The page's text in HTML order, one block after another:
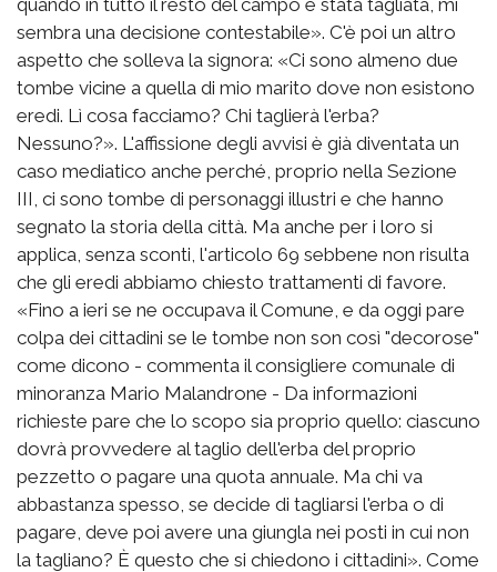
sembra una decisione contestabile». C'è poi un altro
aspetto che solleva la signora: «Ci sono almeno due
tombe vicine a quella di mio marito dove non esistono
eredi. Lì cosa facciamo? Chi taglierà l'erba?
Nessuno?». L'affissione degli avvisi è già diventata un
caso mediatico anche perché, proprio nella Sezione
III, ci sono tombe di personaggi illustri e che hanno
segnato la storia della città. Ma anche per i loro si
applica, senza sconti, l'articolo 69 sebbene non risulta
che gli eredi abbiamo chiesto trattamenti di favore.
«Fino a ieri se ne occupava il Comune, e da oggi pare
colpa dei cittadini se le tombe non son così "decorose"
come dicono - commenta il consigliere comunale di
minoranza Mario Malandrone - Da informazioni
richieste pare che lo scopo sia proprio quello: ciascuno
dovrà provvedere al taglio dell'erba del proprio
pezzetto o pagare una quota annuale. Ma chi va
abbastanza spesso, se decide di tagliarsi l'erba o di
pagare, deve poi avere una giungla nei posti in cui non
la tagliano? È questo che si chiedono i cittadini». Come